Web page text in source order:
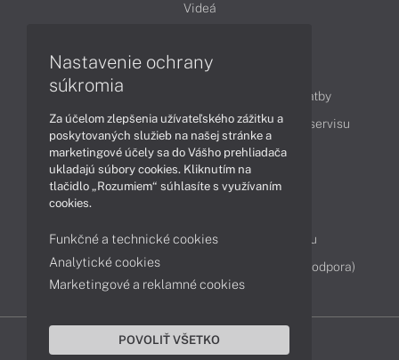
Videá
Obsah
Ako nakupovať
Možnosti doručenia a platby
Podpora a servis
Servisné služby Cenník servisu
Kontakty
Servisné oddelenie
Reklamácia tovaru
Diagnostiky online
TeamViewer (vzdialená podpora)
Nastavenie ochrany
súkromia
Za účelom zlepšenia užívateľského zážitku a
poskytovaných služieb na našej stránke a
marketingové účely sa do Vášho prehliadača
ukladajú súbory cookies. Kliknutím na
tlačidlo „Rozumiem“ súhlasíte s využívaním
cookies.
Funkčné a technické cookies
Analytické cookies
Marketingové a reklamné cookies
POVOLIŤ VŠETKO